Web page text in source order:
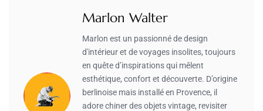
Marlon Walter
Marlon est un passionné de design
d'intérieur et de voyages insolites, toujours
en quête d’inspirations qui mêlent
esthétique, confort et découverte. D’origine
berlinoise mais installé en Provence, il
adore chiner des objets vintage, revisiter